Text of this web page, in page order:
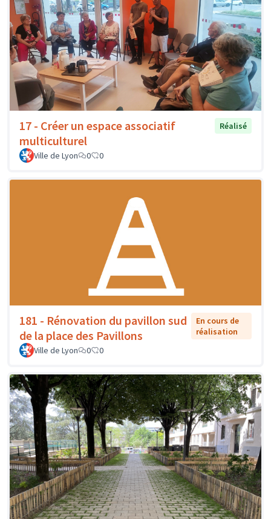
17 - Créer un espace associatif
multiculturel
Réalisé
Ville de Lyon 0 0
181 - Rénovation du pavillon sud
de la place des Pavillons
En cours de
réalisation
Ville de Lyon
0 0